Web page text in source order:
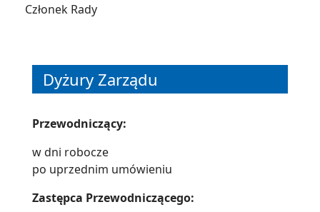
Członek Rady
Dyżury Zarządu
Przewodniczący:
w dni robocze
po uprzednim umówieniu
Zastępca Przewodniczącego: